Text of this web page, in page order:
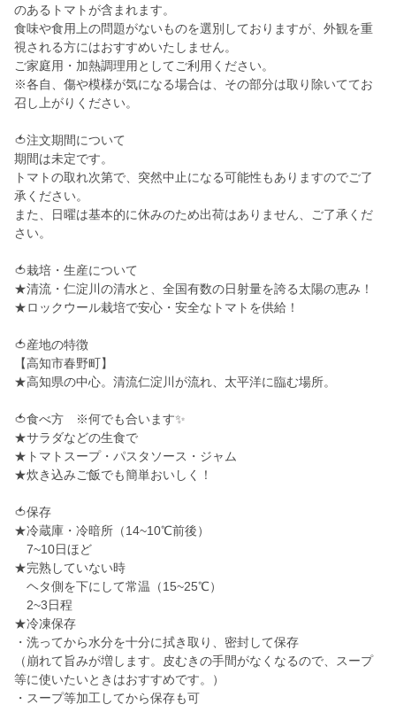
のあるトマトが含まれます。
食味や食用上の問題がないものを選別しておりますが、外観を重
視される方にはおすすめいたしません。
ご家庭用・加熱調理用としてご利用ください。
※各自、傷や模様が気になる場合は、その部分は取り除いててお
召し上がりください。
🍅注文期間について
期間は未定です。
トマトの取れ次第で、突然中止になる可能性もありますのでご了
承ください。
また、日曜は基本的に休みのため出荷はありません、ご了承くだ
さい。
🍅栽培・生産について
★清流・仁淀川の清水と、全国有数の日射量を誇る太陽の恵み！
★ロックウール栽培で安心・安全なトマトを供給！
🍅産地の特徴
【高知市春野町】
★高知県の中心。清流仁淀川が流れ、太平洋に臨む場所。
🍅食べ方 ※何でも合います✨
★サラダなどの生食で
★トマトスープ・パスタソース・ジャム
★炊き込みご飯でも簡単おいしく！
🍅保存
★冷蔵庫・冷暗所（14~10℃前後）
7~10日ほど
★完熟していない時
ヘタ側を下にして常温（15~25℃）
2~3日程
★冷凍保存
・洗ってから水分を十分に拭き取り、密封して保存
（崩れて旨みが増します。皮むきの手間がなくなるので、スープ
等に使いたいときはおすすめです。）
・スープ等加工してから保存も可